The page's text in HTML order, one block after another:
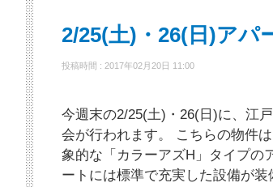
2/25(土)・26(日)アパ
投稿時間 : 2017年02月20日 11:00
今週末の2/25(土)・26(日)に、江
会が行われます。 こちらの物件
象的な「カラーアズH」タイプの
ートには標準で充実した設備が